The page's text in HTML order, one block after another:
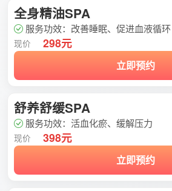
全身精油SPA
服务功效：改善睡眠、促进血液循环
现价 298元
立即预约
舒养舒缓SPA
服务功效：活血化瘀、缓解压力
现价 398元
立即预约